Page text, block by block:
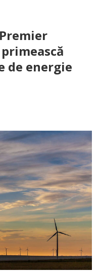
de energie